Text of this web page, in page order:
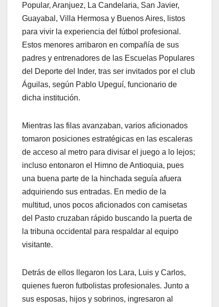
Popular, Aranjuez, La Candelaria, San Javier,
Guayabal, Villa Hermosa y Buenos Aires, listos
para vivir la experiencia del fútbol profesional.
Estos menores arribaron en compañía de sus
padres y entrenadores de las Escuelas Populares
del Deporte del Inder, tras ser invitados por el club
Águilas, según Pablo Upeguí, funcionario de
dicha institución.
Mientras las filas avanzaban, varios aficionados
tomaron posiciones estratégicas en las escaleras
de acceso al metro para divisar el juego a lo lejos;
incluso entonaron el Himno de Antioquia, pues
una buena parte de la hinchada seguía afuera
adquiriendo sus entradas. En medio de la
multitud, unos pocos aficionados con camisetas
del Pasto cruzaban rápido buscando la puerta de
la tribuna occidental para respaldar al equipo
visitante.
Detrás de ellos llegaron los Lara, Luis y Carlos,
quienes fueron futbolistas profesionales. Junto a
sus esposas, hijos y sobrinos, ingresaron al